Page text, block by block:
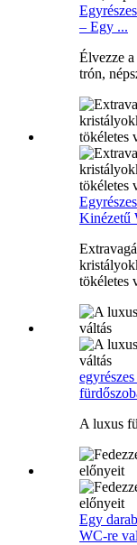
– Egy ...
Élvezze
trón,
Kinézetű
tökéletes
A luxus
Egy
WC-re